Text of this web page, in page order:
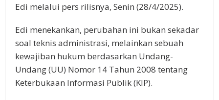
Edi melalui pers rilisnya, Senin (28/4/2025).
Edi menekankan, perubahan ini bukan sekadar
soal teknis administrasi, melainkan sebuah
kewajiban hukum berdasarkan Undang-
Undang (UU) Nomor 14 Tahun 2008 tentang
Keterbukaan Informasi Publik (KIP).